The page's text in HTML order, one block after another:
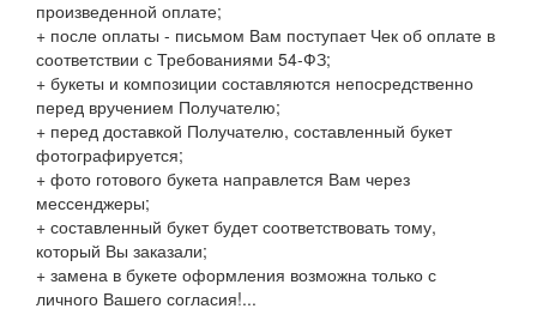
произведенной оплате;
+ после оплаты - письмом Вам поступает Чек об оплате в
соответствии с Требованиями 54-ФЗ;
+ букеты и композиции составляются непосредственно
перед вручением Получателю;
+ перед доставкой Получателю, составленный букет
фотографируется;
+ фото готового букета направлется Вам через
мессенджеры;
+ составленный букет будет соответствовать тому,
который Вы заказали;
+ замена в букете оформления возможна только с
личного Вашего согласия!...